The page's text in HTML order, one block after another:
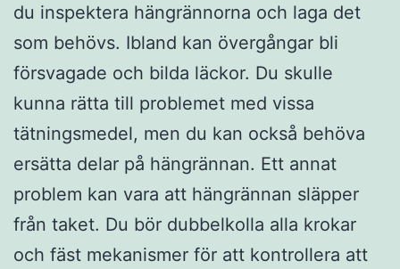
du inspektera hängrännorna och laga det
som behövs. Ibland kan övergångar bli
försvagade och bilda läckor. Du skulle
kunna rätta till problemet med vissa
tätningsmedel, men du kan också behöva
ersätta delar på hängrännan. Ett annat
problem kan vara att hängrännan släpper
från taket. Du bör dubbelkolla alla krokar
och fäst mekanismer för att kontrollera att